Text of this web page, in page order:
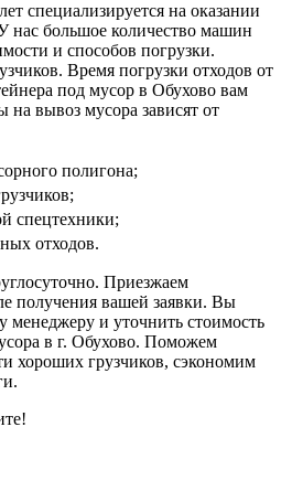
специализируется на оказании
нас большое количество машин
и способов погрузки.
Время погрузки отходов от
под мусор в Обухово вам
на вывоз мусора зависят от
полигона;
спецтехники;
отходов.
Приезжаем
получения вашей заявки. Вы
менеджеру и уточнить стоимость
в г. Обухово. Поможем
хороших грузчиков, сэкономим